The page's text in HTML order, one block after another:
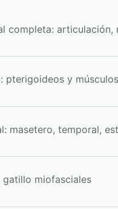
completa: articulación,
pterigoideos y
masetero, temporal,
gatillo miofasciales